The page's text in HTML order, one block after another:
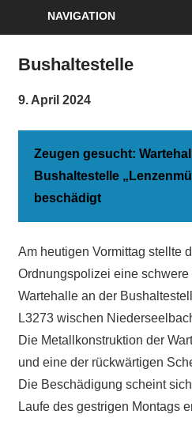
NAVIGATION
Bushaltestelle
9. April 2024
Zeugen gesucht:
Bushaltestelle
beschädigt
Am heutigen Vormittag stellte
Ordnungspolizei eine
Wartehalle an der
L3273 wischen
Die Metallkonstruktion der
und eine der rückwärtigen
Die Beschädigung scheint
Laufe des gestrigen Montags